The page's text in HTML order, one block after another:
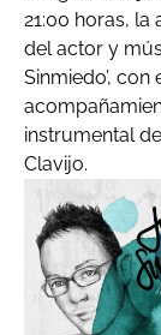
21:00 horas, la
del actor y
Sinmiedo’, con
instrumental
Clavijo.